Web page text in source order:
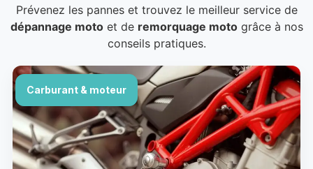
Prévenez les pannes et trouvez le meilleur service de
dépannage motoet de remorquage motogrâce à nos
conseils pratiques.
Carburant & moteur